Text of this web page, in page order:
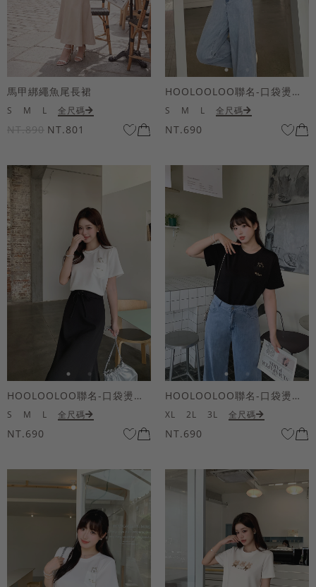
馬甲綁繩魚尾長裙
S M L 全尺碼
NT.890 NT.801
HOOLOOLOO聯名-口袋燙金KUKU熊短袖上衣
S M L 全尺碼
NT.690
HOOLOOLOO聯名-口袋燙金KUKU熊短袖上衣
S M L 全尺碼
NT.690
HOOLOOLOO聯名-口袋燙金KUKU熊短袖上衣
XL 2L 3L 全尺碼
NT.690